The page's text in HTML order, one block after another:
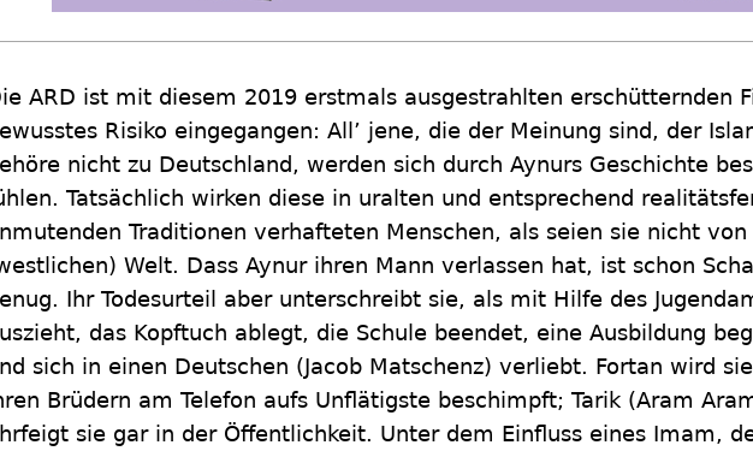
ARD ist mit diesem 2019 erstmals ausgestrahlten erschütternden
Risiko eingegangen: All’ jene, die der Meinung sind, der
nicht zu Deutschland, werden sich durch Aynurs Geschichte
Tatsächlich wirken diese in uralten und entsprechend
Traditionen verhafteten Menschen, als seien sie nicht von
Welt. Dass Aynur ihren Mann verlassen hat, ist schon
Ihr Todesurteil aber unterschreibt sie, als mit Hilfe des
das Kopftuch ablegt, die Schule beendet, eine Ausbildung
sich in einen Deutschen (Jacob Matschenz) verliebt. Fortan wird
Brüdern am Telefon aufs Unflätigste beschimpft; Tarik (Aram
sie gar in der Öffentlichkeit. Unter dem Einfluss eines Imam,